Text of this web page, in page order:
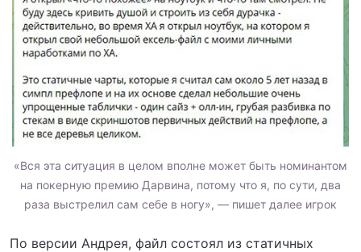
«Вся эта ситуация в целом вполне может быть номинантом
на покерную премию Дарвина, потому что я, по сути, два
раза выстрелил сам себе в ногу», — пишет далее игрок
По версии Андрея, файл состоял из статичных